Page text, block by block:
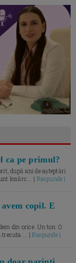
ca pe primul?
după ani de așteptări
însărc... | Raspunde |
copil. E
din orice. Un ton. O
trecuta.... |Raspunde |